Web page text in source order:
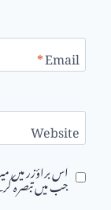
Email
*
Website
اس براؤزر میں
جب میں تبصرہ